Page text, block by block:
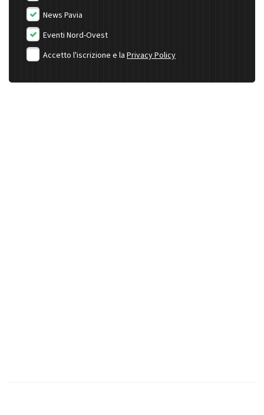
News Pavia
Eventi Nord-Ovest
Accetto l'iscrizione e la Privacy Policy